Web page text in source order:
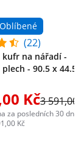
Oblíbené
(22)
na nářadí -
- 90.5 x 44.5
Kč3 591,00
za posledních 30 dní
Kč